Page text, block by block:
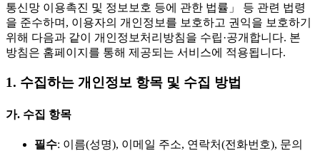
통신망 이용촉진 및 정보보호 등에 관한 법률」 등 관련 법령
을 준수하며, 이용자의 개인정보를 보호하고 권익을 보호하기
위해 다음과 같이 개인정보처리방침을 수립·공개합니다. 본
방침은 홈페이지를 통해 제공되는 서비스에 적용됩니다.
1. 수집하는 개인정보 항목 및 수집 방법
가. 수집 항목
필수: 이름(성명), 이메일 주소, 연락처(전화번호), 문의